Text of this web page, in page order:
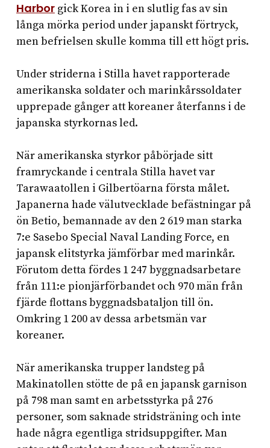
Harborgick Korea in i en slutlig fas av sin
långa mörka period under japanskt förtryck,
men befrielsen skulle komma till ett högt pris.
Under striderna i Stilla havet rapporterade
amerikanska soldater och marinkårssoldater
upprepade gånger att koreaner återfanns i de
japanska styrkornas led.
När amerikanska styrkor påbörjade sitt
framryckande i centrala Stilla havet var
Tarawaatollen i Gilbertöarna första målet.
Japanerna hade välutvecklade befästningar på
ön Betio, bemannade av den 2 619 man starka
7:e Sasebo Special Naval Landing Force, en
japansk elitstyrka jämförbar med marinkår.
Förutom detta fördes 1 247 byggnadsarbetare
från 111:e pionjärförbandet och 970 män från
fjärde flottans byggnadsbataljon till ön.
Omkring 1 200 av dessa arbetsmän var
koreaner.
När amerikanska trupper landsteg på
Makinatollen stötte de på en japansk garnison
på 798 man samt en arbetsstyrka på 276
personer, som saknade stridsträning och inte
hade några egentliga stridsuppgifter. Man